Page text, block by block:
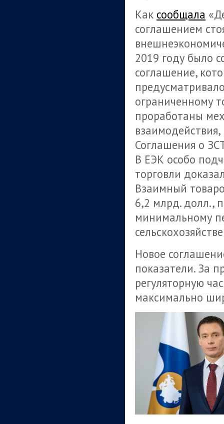
Как сообщала
соглашением
2019 году было
соглашение,
ограниченному
проработаны
Соглашения о
В ЕЭК особо
торговли
Взаимный
6,2 млрд. долл.,
минимальному
Новое
показатели. За
регуляторную
максимально